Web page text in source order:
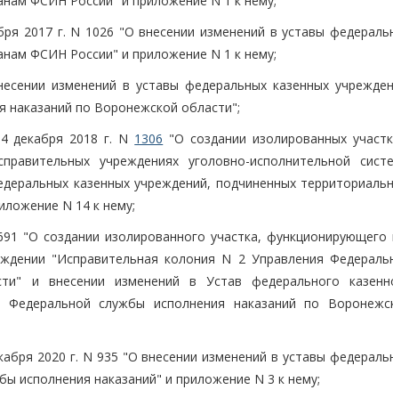
2017 г. N 1026 "О внесении изменений в уставы
ФСИН России" и приложение N 1 к нему;
изменений в уставы федеральных казенных
по Воронежской области";
декабря 2018 г. N 1306 "О создании изолированных
учреждениях уголовно-исполнительной
казенных учреждений, подчиненных
N 14 к нему;
"О создании изолированного участка, функционирующего
"Исправительная колония N 2 Управления
и внесении изменений в Устав федерального
службы исполнения наказаний по
2020 г. N 935 "О внесении изменений в уставы
исполнения наказаний" и приложение N 3 к нему;